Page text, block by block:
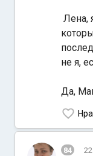
Лена,
не я,
Да,
84